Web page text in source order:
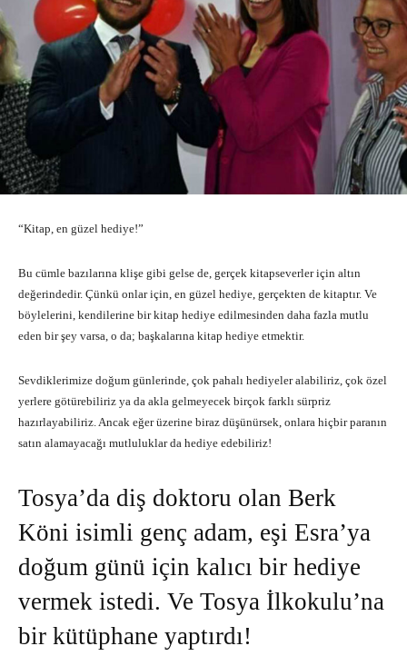
“Kitap, en güzel hediye!”
Bu cümle bazılarına klişe gibi gelse de, gerçek kitapseverler için altın
değerindedir. Çünkü onlar için, en güzel hediye, gerçekten de kitaptır. Ve
böylelerini, kendilerine bir kitap hediye edilmesinden daha fazla mutlu
eden bir şey varsa, o da; başkalarına kitap hediye etmektir.
Sevdiklerimize doğum günlerinde, çok pahalı hediyeler alabiliriz, çok özel
yerlere götürebiliriz ya da akla gelmeyecek birçok farklı sürpriz
hazırlayabiliriz. Ancak eğer üzerine biraz düşünürsek, onlara hiçbir paranın
satın alamayacağı mutluluklar da hediye edebiliriz!
Tosya’da diş doktoru olan Berk
Köni isimli genç adam, eşi Esra’ya
doğum günü için kalıcı bir hediye
vermek istedi. Ve Tosya İlkokulu’na
bir kütüphane yaptırdı!